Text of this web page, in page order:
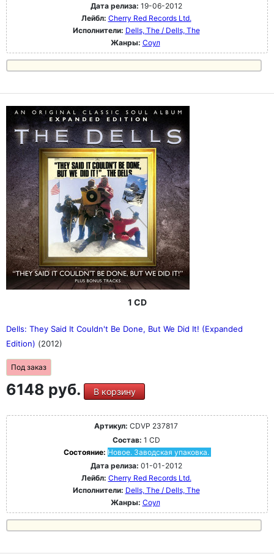
Дата релиза: 19-06-2012
Лейбл: Cherry Red Records Ltd.
Исполнители: Dells, The / Dells, The
Жанры: Соул
1 CD
Dells: They Said It Couldn't Be Done, But We Did It! (Expanded
Edition) (2012)
Под заказ
6148 руб. В корзину
Артикул: CDVP 237817
Состав: 1 CD
Состояние: Новое. Заводская упаковка.
Дата релиза: 01-01-2012
Лейбл: Cherry Red Records Ltd.
Исполнители: Dells, The / Dells, The
Жанры: Соул